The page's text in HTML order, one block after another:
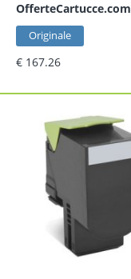
OfferteCartucce.com
Originale
€ 167.26